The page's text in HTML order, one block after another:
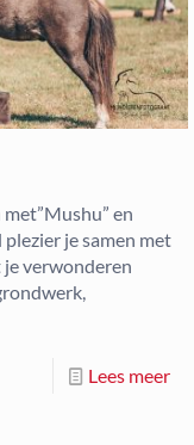
en
je samen met
je verwonderen
Lees meer